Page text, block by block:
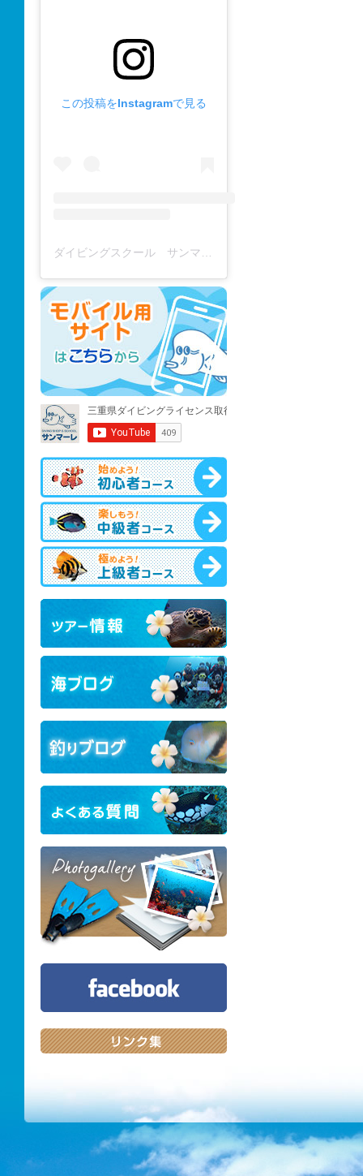
この投稿をInstagramで見る
ダイビングスクール サンマーレ / diving school(@diving_school_sanmare)がシェアした投稿